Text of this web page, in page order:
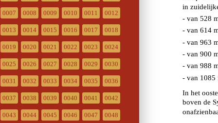
0007 0008 0009 0010 0011 0012
0013 0014 0015 0016 0017 0018
0019 0020 0021 0022 0023 0024
0025 0026 0027 0028 0029 0030
0031 0032 0033 0034 0035 0036
0037 0038 0039 0040 0041 0042
0043 0044 0045 0046 0047 0048